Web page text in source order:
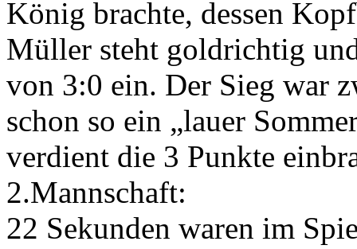
König brachte, dessen
Müller steht goldrichtig
von 3:0 ein. Der Sieg war
schon so ein „lauer
verdient die 3 Punkte
2.Mannschaft:
22 Sekunden waren im